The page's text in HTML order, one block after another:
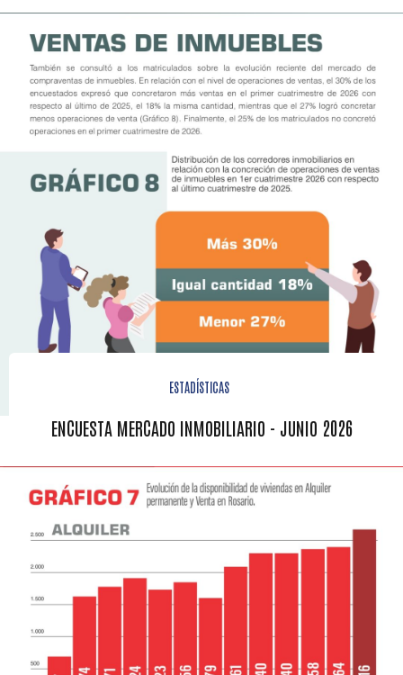
ESTADÍSTICAS
ENCUESTA MERCADO INMOBILIARIO - JUNIO 2026